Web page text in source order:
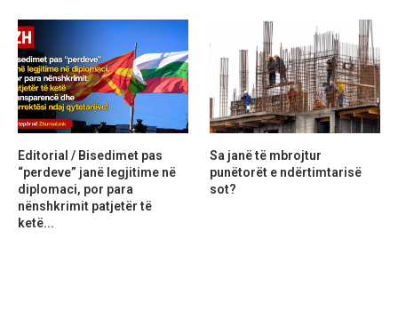
Editorial / Bisedimet pas
“perdeve” janë legjitime në
diplomaci, por para
nënshkrimit patjetër të
ketë...
Sa janë të mbrojtur
punëtorët e ndërtimtarisë
sot?